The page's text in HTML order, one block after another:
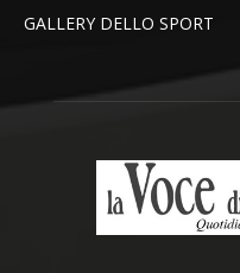
GALLERY DELLO SPORT